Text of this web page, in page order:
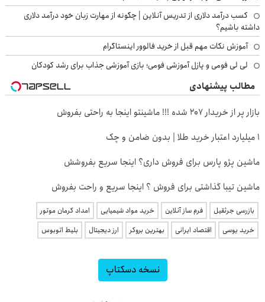
کسب درآمد دلاری از تدریس آنلاین | چگونه از مهارت زبان خود درآمد دلاری
داشته باشیم؟
آموزش نکات مهم قبل از خرید فالوور اینستاگرام
لی لی فومی و پازل آموزشی فومی؛ بازی آموزشی جذاب برای رشد کودکان
مطالب پیشنهادی
بازار پر از خریدار 207 شده !!! ماشینتو اینجا به راحتی بفروش
۱ میلیارد اعتبار خرید طلا | بدون ضامن و چک
ماشین پژو پارس برای فروش داری؟ اینجا سریع بفروشش
ماشین تیبا گذاشتی برای فروش ؟ اینجا سریع و راحت بفروش
بازرسی جرثقیل فرم ساز آنلاین خرید مواد شیمیایی
امداد کرمان موتور
خرید یوسی
اقتصاد ایرانی بهترین بروکر ارز دیجیتال بلیط اتوبوس
نسخه دسکتاپ